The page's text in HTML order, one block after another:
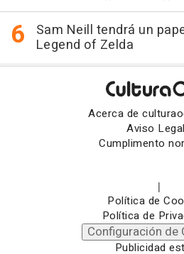
Sam Neill tendrá un
Legend of Zelda
Acerca de
Aviso Legal
Cumplimento
|
Política de
Política de
Configuración de
Publicidad